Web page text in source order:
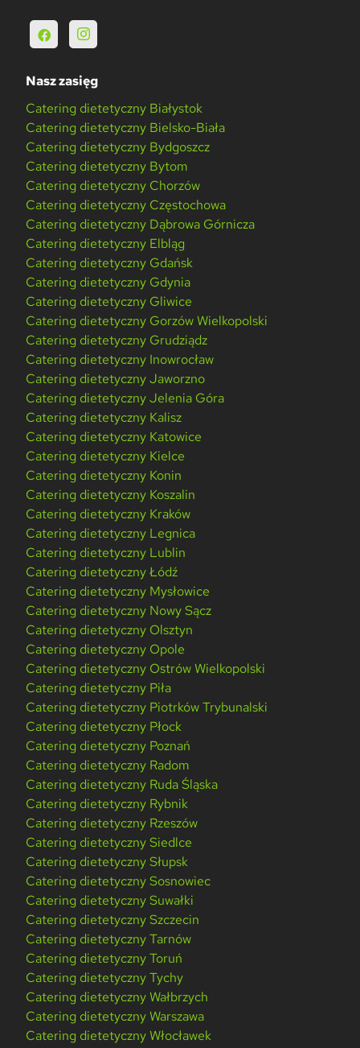
Nasz zasięg
Catering dietetyczny Białystok
Catering dietetyczny Bielsko-Biała
Catering dietetyczny Bydgoszcz
Catering dietetyczny Bytom
Catering dietetyczny Chorzów
Catering dietetyczny Częstochowa
Catering dietetyczny Dąbrowa Górnicza
Catering dietetyczny Elbląg
Catering dietetyczny Gdańsk
Catering dietetyczny Gdynia
Catering dietetyczny Gliwice
Catering dietetyczny Gorzów Wielkopolski
Catering dietetyczny Grudziądz
Catering dietetyczny Inowrocław
Catering dietetyczny Jaworzno
Catering dietetyczny Jelenia Góra
Catering dietetyczny Kalisz
Catering dietetyczny Katowice
Catering dietetyczny Kielce
Catering dietetyczny Konin
Catering dietetyczny Koszalin
Catering dietetyczny Kraków
Catering dietetyczny Legnica
Catering dietetyczny Lublin
Catering dietetyczny Łódź
Catering dietetyczny Mysłowice
Catering dietetyczny Nowy Sącz
Catering dietetyczny Olsztyn
Catering dietetyczny Opole
Catering dietetyczny Ostrów Wielkopolski
Catering dietetyczny Piła
Catering dietetyczny Piotrków Trybunalski
Catering dietetyczny Płock
Catering dietetyczny Poznań
Catering dietetyczny Radom
Catering dietetyczny Ruda Śląska
Catering dietetyczny Rybnik
Catering dietetyczny Rzeszów
Catering dietetyczny Siedlce
Catering dietetyczny Słupsk
Catering dietetyczny Sosnowiec
Catering dietetyczny Suwałki
Catering dietetyczny Szczecin
Catering dietetyczny Tarnów
Catering dietetyczny Toruń
Catering dietetyczny Tychy
Catering dietetyczny Wałbrzych
Catering dietetyczny Warszawa
Catering dietetyczny Włocławek